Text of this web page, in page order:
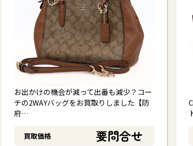
お出かけの機会が減って出番も減少？コー
チの2WAYバッグをお買取りしました【防
府…
買取価格 要問合せ